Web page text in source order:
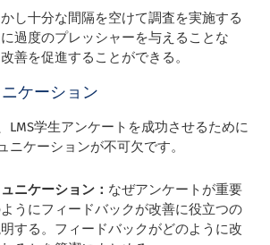
し十分な間隔を空けて調査を実施する
過度のプレッシャーを与えることな
善を促進することができる。
ケーション
LMS学生アンケートを成功させるために
ニケーションが不可欠です。
ニケーション： なぜアンケートが重要
うにフィードバックが改善に役立つの
する。フィードバックがどのように改